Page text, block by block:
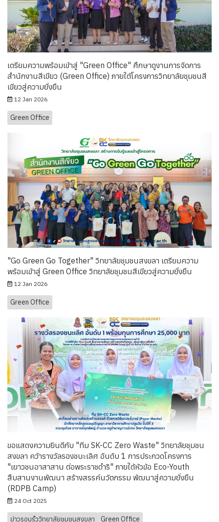
เตรียมความพร้อมเข้าสู่ "Green Office" ศึกษาดูงานการจัดการ
สำนักงานสีเขียว (Green Office) ภายใต้โครงการวิทยาลัยชุมชนสี
เขียวสู่ความยั่งยืน
12 Jan 2026
Green Office
"Go Green Go Together" วิทยาลัยชุมชนสงขลา เตรียมความ
พร้อมเข้าสู่ Green Office วิทยาลัยชุมชนสีเขียวสู่ความยั่งยืน
12 Jan 2026
Green Office
ขอแสดงความยินดีกับ "ทีม SK-CC Zero Waste" วิทยาลัยชุมชน
สงขลา คว้ารางวัลรองชนะเลิศ อันดับ 1 การประกวดโครงการ
"เยาวชนอาสาสาน ต่อพระราชดำริ" ภายใต้หัวข้อ Eco-Youth
สืบสานงานพัฒนา สร้างสรรค์นวัตกรรม พัฒนาสู่ความยั่งยืน
(RDPB Camp)
24 Oct 2025
ข่าวรอบรั้ววิทยาลัยชุมชนสงขลา Green Office